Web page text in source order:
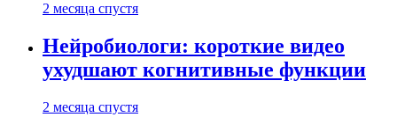
2 месяца спустя
Нейробиологи: короткие видео
ухудшают когнитивные функции
2 месяца спустя